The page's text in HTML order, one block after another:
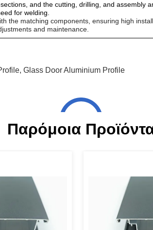
and the cutting, drilling, and assembly
for welding.
the matching components, ensuring high
and maintenance.
, Glass Door Aluminium Profile
Παρόμοια